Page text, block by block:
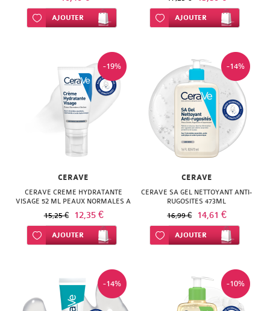
NATURA
PHARMANORD
SANTE
VERTE
SUPER
DIET
NATURACTIVE
NUTRISANTE
PHYTAROMASOL
PHYTOSUN
SANOFLORE
SOLGAR
Ajouter à ma liste d’envie
AJOUTER Ajouter à ma liste d’envie
AJOUTER
-19%
CERAVE
CERAVE CREME HYDRATANTE
VISAGE 52 ML PEAUX NORMALES A
SECHES
15,25 € 12,35 €
Ajouter à ma liste d’envie
AJOUTER
-14%
CERAVE
CERAVE SA GEL NETTOYANT ANTI-
RUGOSITES 473ML
16,99 € 14,61 €
Ajouter à ma liste d’envie
AJOUTER
-14% -10%